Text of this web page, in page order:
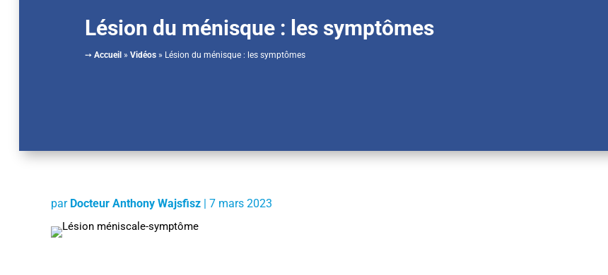
Lésion du ménisque : les symptômes
➙ Accueil» Vidéos» Lésion du ménisque : les symptômes
par Docteur Anthony Wajsfisz 7 mars 2023